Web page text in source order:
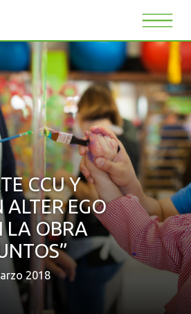
CCU Y
ALTER EGO
LA OBRA
2018